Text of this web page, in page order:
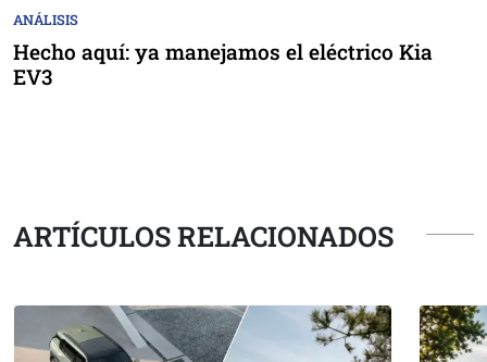
ANÁLISIS
Hecho aquí: ya manejamos el eléctrico Kia
EV3
ARTÍCULOS RELACIONADOS